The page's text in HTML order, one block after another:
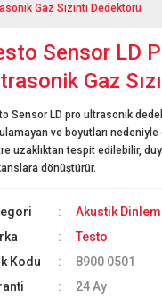
Gaz Sızıntı Dedektörü
Sensor LD
Gaz
Sensor LD pro ultrasonik
ve boyutları nedeniyle
uzaklıktan tespit edilebilir,
dönüştürür.
Akustik
Testo
Kodu
8900 0501
24 Ay